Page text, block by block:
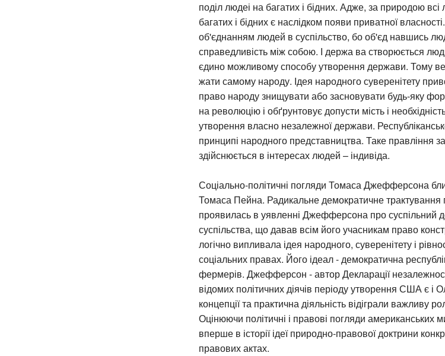
поділ людеі на багатих і бідних. Адже, за природою
багатих і бідних є наслідком появи приватної
об'єднанням людей в суспільство, бо об'єд навшись
справедливість між собою. І держа ва створюється
єдино можливому способу утворення держави. Тому
жати самому народу. Ідея народного суверенітету
право народу знищувати або засновувати будь-яку
на революцію і обґрунтовує допусти мість і
утворення власно незалежної держави.
принципі народного представництва. Таке правління
здійснюється в інтересах людей – індивіда.
Соціально-політичні погляди Томаса Джефферсона
Томаса Пейна. Радикальне демократичне трактування
проявилась в уявленні Джефферсона про суспільний
суспільства, що давав всім його учасникам право
логічно випливала ідея народного, суверенітету і
соціальних правах. Його ідеал - демократична
фермерів. Джефферсон - автор Декларації
відомих політичних діячів періоду утворення США є і
концепції та практична діяльність відіграли важливу
Оцінюючи політичні і правові погляди американських
вперше в історії ідеї природно-правової доктрини
правових актах.